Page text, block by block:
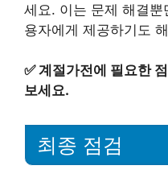
세요. 이는 문제 해결
용자에게 제공하기도
✅계절가전에 필요한
보세요.
최종 점검